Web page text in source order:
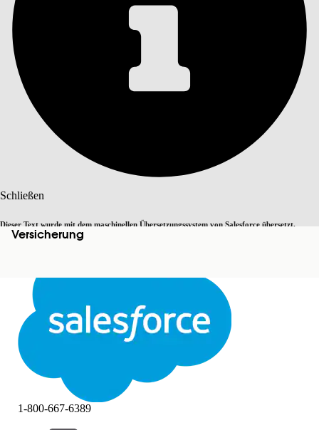
Schließen
Dieser Text wurde mit dem maschinellen Übersetzungssystem von Salesforce übersetzt.
Weitere Details finden Sie
Schließen
Versicherung
1-800-667-6389